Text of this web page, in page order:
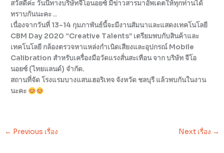
สวัสดีค่ะ วันนี้ทางบริษัทจีโอนอยซ์ มีข่าวสารมาอัพเดตให้ทุกท่านได้
ทราบกันนะคะ ..
เนื่องจากวันที่ 13-14 กุมภาพันธ์นี้จะมีงานสัมนาและแสดงเทคโนโลยี
CBM Day 2020 “Creative Talents” เตรียมพบกับสินค้าและ
เทคโนโลยี กล้องตรวจหาแหล่งกำเนิดเสียงและอุปกรณ์ Mobile
Calibration สำหรับเครื่องมือวัดแรงสั่นสะเทือน จาก บริษัท จีโอ
นอยซ์ (ไทยแลนด์) จำกัด.
สถานที่จัด โรงแรมบางแสนเฮอริเทจ จังหวัด ชลบุรี แล้วพบกันในงาน
นะคะ
← Previous เรื่อง Next เรื่อง →